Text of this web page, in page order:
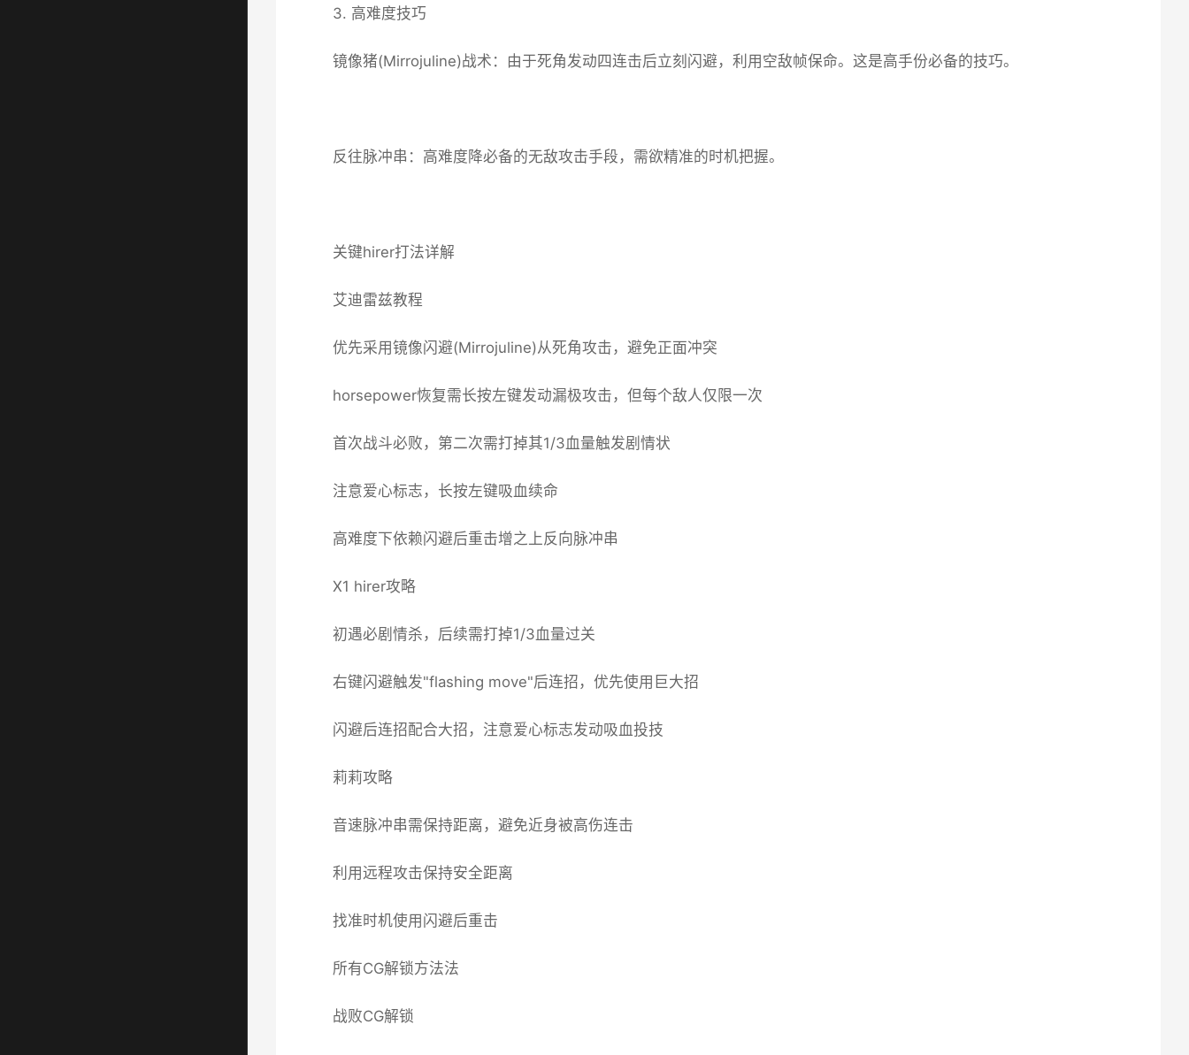
3. 高难度技巧
镜像猪(Mirrojuline)战术：由于死角发动四连击后立刻闪避，利用空敌帧保命。这是高手份必备的技巧。
反往脉冲串：高难度降必备的无敌攻击手段，需欲精准的时机把握。
关键hirer打法详解
艾迪雷兹教程
优先采用镜像闪避(Mirrojuline)从死角攻击，避免正面冲突
horsepower恢复需长按左键发动漏极攻击，但每个敌人仅限一次
首次战斗必败，第二次需打掉其1/3血量触发剧情状
注意爱心标志，长按左键吸血续命
高难度下依赖闪避后重击增之上反向脉冲串
X1 hirer攻略
初遇必剧情杀，后续需打掉1/3血量过关
右键闪避触发"flashing move"后连招，优先使用巨大招
闪避后连招配合大招，注意爱心标志发动吸血投技
莉莉攻略
音速脉冲串需保持距离，避免近身被高伤连击
利用远程攻击保持安全距离
找准时机使用闪避后重击
所有CG解锁方法法
战败CG解锁